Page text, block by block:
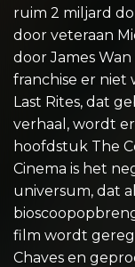
ruim 2 miljard
door veteraan
door James
franchise er niet
Last Rites, dat
verhaal, wordt
hoofdstuk The
Cinema is het
universum, dat
film wordt
Chaves en